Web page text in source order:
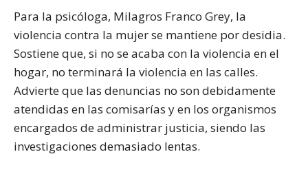
Para la psicóloga, Milagros Franco Grey, la
violencia contra la mujer se mantiene por desidia.
Sostiene que, si no se acaba con la violencia en el
hogar, no terminará la violencia en las calles.
Advierte que las denuncias no son debidamente
atendidas en las comisarías y en los organismos
encargados de administrar justicia, siendo las
investigaciones demasiado lentas.